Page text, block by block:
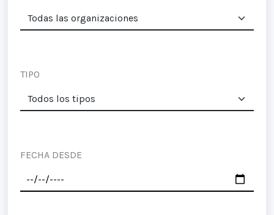
TIPO
FECHA DESDE